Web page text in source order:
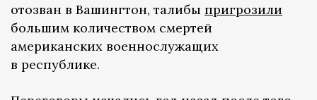
отозван в Вашингтон, талибы пригрозили
большим количеством смертей
американских военнослужащих
в республике.